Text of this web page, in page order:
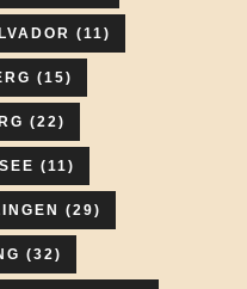
(11)
(15)
(22)
(11)
(29)
(32)